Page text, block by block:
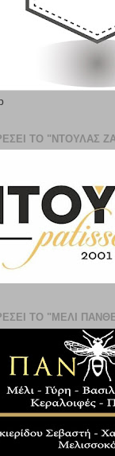
ΤΟ "ΝΤΟΥΛΑΣ
ΤΟ "ΜΕΛΙ